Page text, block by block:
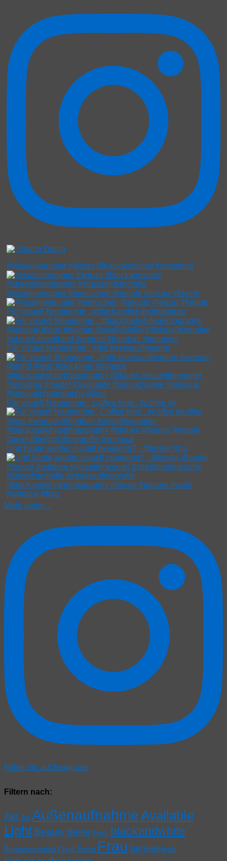
#visuelleneugier #leicaq #blackandwhite #streetpho
#visuelleneugier #menschen #people #leicaq #freude
Für visuell Neugierige . #blackandwhitephotograp
Für visuell Neugierige . #girl #sensuallingerie
Für visuell Neugierige . Coffee time . #coffee #k
Und heute wieder visuell neugierig? . #fenster #ha
Mehr laden...
Folge mir auf Instagram
Filtern nach:
Akt Art AußenaufnahmeAvailable
Light Beauty Beine Berlin blackandwhite
Businessportrait Cigar Event Frau Girl HighHeels